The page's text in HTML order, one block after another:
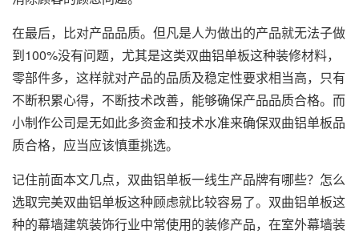
在最后，比对产品品质。但凡是人为做出的产品就无法子做
到100%没有问题，尤其是这类双曲铝单板这种装修材料，
零部件多，这样就对产品的品质及稳定性要求相当高，只有
不断积累心得，不断技术改善，能够确保产品品质合格。而
小制作公司是无如此多资金和技术水准来确保双曲铝单板品
质合格，应当应该慎重挑选。
记住前面本文几点，双曲铝单板一线生产品牌有哪些？怎么
选取完美双曲铝单板这种顾虑就比较容易了。双曲铝单板这
种的幕墙建筑装饰行业中常使用的装修产品，在室外幕墙装